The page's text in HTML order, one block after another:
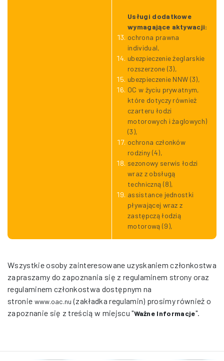
Usługi dodatkowe
wymagające aktywacji:
ochrona prawna
individual,
ubezpieczenie żeglarskie
rozszerzone (3),
ubezpieczenie NNW (3),
OC w życiu prywatnym,
które dotyczy również
czarteru łodzi
motorowych i żaglowych)
(3),
ochrona członków
rodziny (4),
sezonowy serwis łodzi
wraz z obsługą
techniczną (8),
assistance jednostki
pływającej wraz z
zastępczą łodzią
motorową (9),
Wszystkie osoby zainteresowane uzyskaniem członkostwa
zapraszamy do zapoznania się z regulaminem strony oraz
regulaminem członkostwa dostępnym na
stronie www.oac.nu (zakładka regulamin) prosimy również o
zapoznanie się z treścią w miejscu "Ważne Informacje".